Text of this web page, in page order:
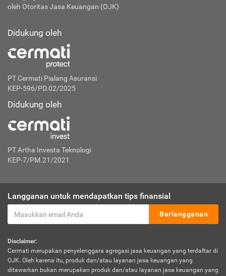
oleh Otoritas Jasa Keuangan (OJK)
Didukung oleh
PT Cermati Pialang Asuransi
KEP-596/PD.02/2025
Didukung oleh
PT Artha Investa Teknologi
KEP-7/PM.21/2021
Langganan untuk mendapatkan tips finansial
Berlangganan
Disclaimer:
Cermati merupakan penyelenggara agregasi jasa keuangan yang terdaftar di
OJK. Oleh karena itu, produk dan/atau layanan jasa keuangan yang
ditawarkan bukan merupakan produk dan/atau layanan jasa keuangan yang